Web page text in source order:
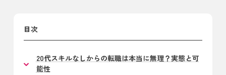
目次
20代スキルなしからの転職は本当に無理？実態と可
能性